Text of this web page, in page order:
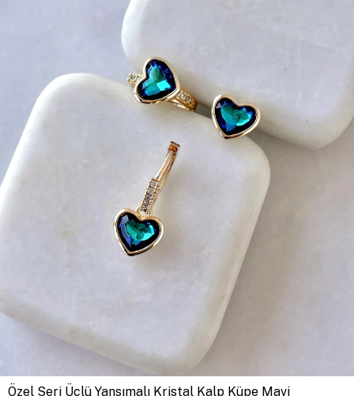
Özel Seri Üçlü Yansımalı Kristal Kalp Küpe Mavi